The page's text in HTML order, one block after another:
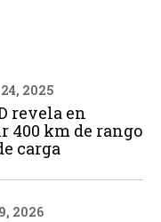
2025
revela en
400 km de rango
carga
2026